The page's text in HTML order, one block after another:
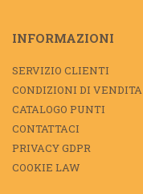
INFORMAZIONI
SERVIZIO CLIENTI
CONDIZIONI DI VENDITA
CATALOGO PUNTI
CONTATTACI
PRIVACY GDPR
COOKIE LAW